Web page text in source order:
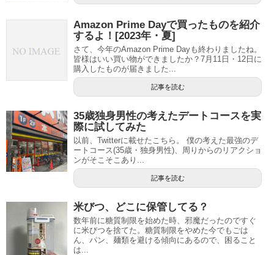
Amazon Prime Dayで買ったものを紹介
するよ！[2023年・夏]
さて、今年のAmazon Prime Dayも終わりましたね。
皆様はいい買い物ができましたか？7月11日・12日に
購入したものが届きました...
記事を読む
35歳独身男性の考えたデートコースを実
際に試してみた
以前、Twitterに載せたこちら。 僕の考えた最強のデ
ートコース(35歳・独身男性)、周りからのリアクショ
ンがそこそこあり...
記事を読む
米びつ、どこに保管してる？
数年前に糖質制限を始めた時、邪魔だったのですぐ
に米びつを捨てた。糖質制限をやめた今でもごは
ん、パン、麺類を避ける傾向にあるので、困ること
は...